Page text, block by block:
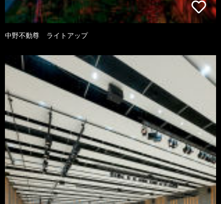
中野不動尊 ライトアップ